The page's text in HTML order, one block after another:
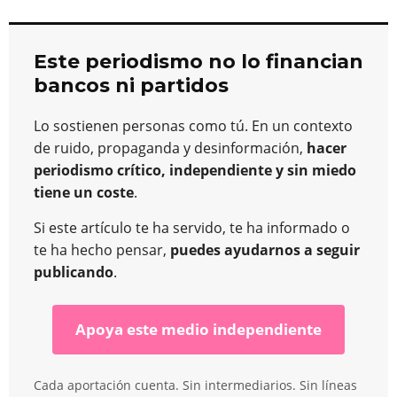
Este periodismo no lo financian
bancos ni partidos
Lo sostienen personas como tú. En un contexto
de ruido, propaganda y desinformación, hacer
periodismo crítico, independiente y sin miedo
tiene un coste.
Si este artículo te ha servido, te ha informado o
te ha hecho pensar, puedes ayudarnos a seguir
publicando.
Apoya este medio independiente
Cada aportación cuenta. Sin intermediarios. Sin líneas